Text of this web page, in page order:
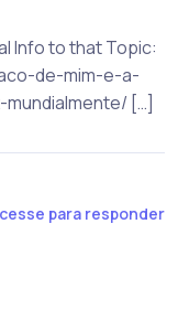
Info to that Topic:
de-mim-e-a-
[…]
para responder